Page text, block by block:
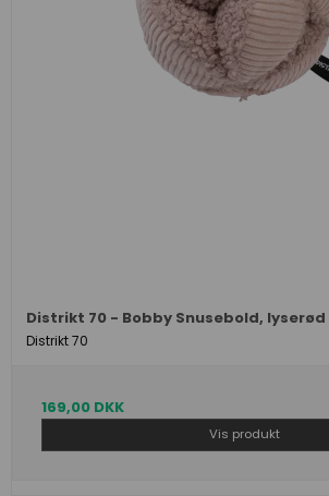
Distrikt 70 - Bobby Snusebold, lyserød
Distrikt 70
169,00 DKK
Vis produkt